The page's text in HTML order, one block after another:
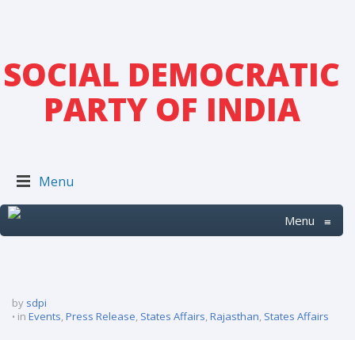
SOCIAL DEMOCRATIC
PARTY OF INDIA
Menu
Menu ≡
by sdpi
in Events,Press Release, States Affairs,Rajasthan, States Affairs